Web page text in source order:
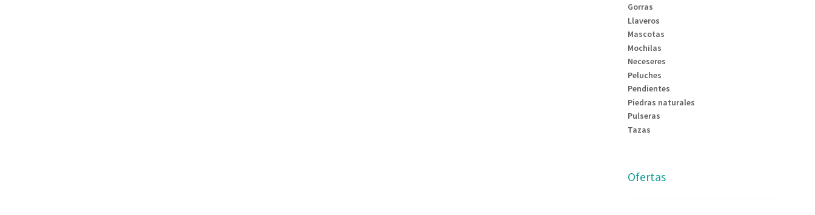
Gorras
Llaveros
Mascotas
Mochilas
Neceseres
Peluches
Pendientes
Piedras naturales
Pulseras
Tazas
Ofertas